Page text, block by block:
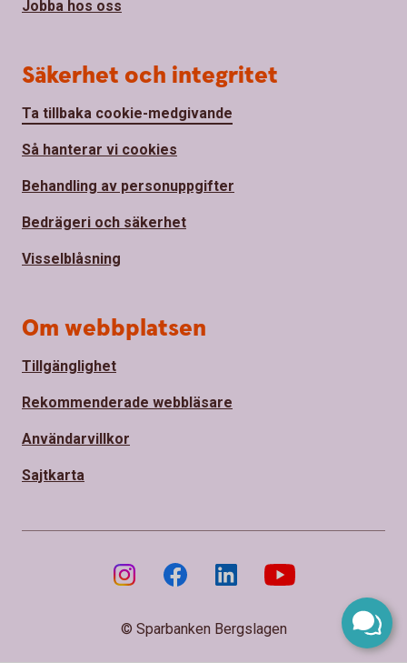
Jobba hos oss
Säkerhet och integritet
Ta tillbaka cookie-medgivande
Så hanterar vi cookies
Behandling av personuppgifter
Bedrägeri och säkerhet
Visselblåsning
Om webbplatsen
Tillgänglighet
Rekommenderade webbläsare
Användarvillkor
Sajtkarta
© Sparbanken Bergslagen